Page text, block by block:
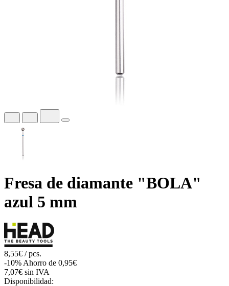
Fresa de diamante "BOLA"
azul 5 mm
8,55€ / pcs.
-10% Ahorro de 0,95€
7,07€ sin IVA
Disponibilidad: